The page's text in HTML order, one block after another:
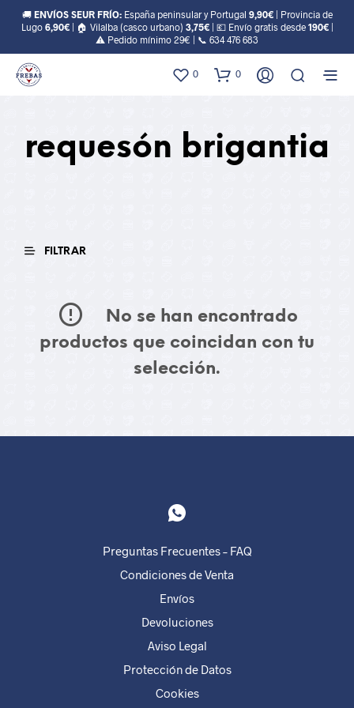
🚚 ENVÍOS SEUR FRÍO:España peninsular y Portugal 9,90€| Provincia de
Lugo 6,90€| 🏠 Vilalba (casco urbano) 3,75€| 💶 Envío gratis desde 190€|
⚠️ Pedido mínimo 29€ | 📞 634 476 683
0 0
requesón brigantia
FILTRAR
No se han encontrado
productos que coincidan con tu
selección.
Preguntas Frecuentes – FAQ
Condiciones de Venta
Envíos
Devoluciones
Aviso Legal
Protección de Datos
Cookies